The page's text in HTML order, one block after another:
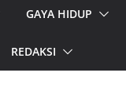
GAYA HIDUP
REDAKSI